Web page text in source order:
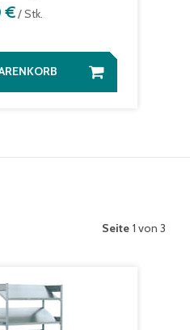
€/ Stk.
Seite 1 von 3